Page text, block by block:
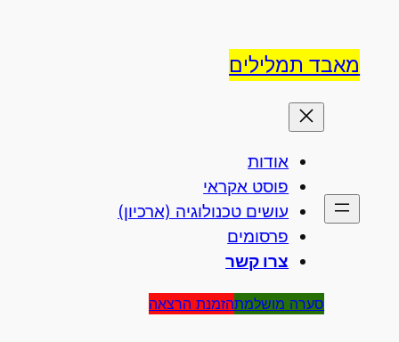
מאבד תמלילים
אודות
פוסט אקראי
עושים טכנולוגיה (ארכיון)
פרסומים
צרו קשר
סערה מושלמתהזמנת הרצאה